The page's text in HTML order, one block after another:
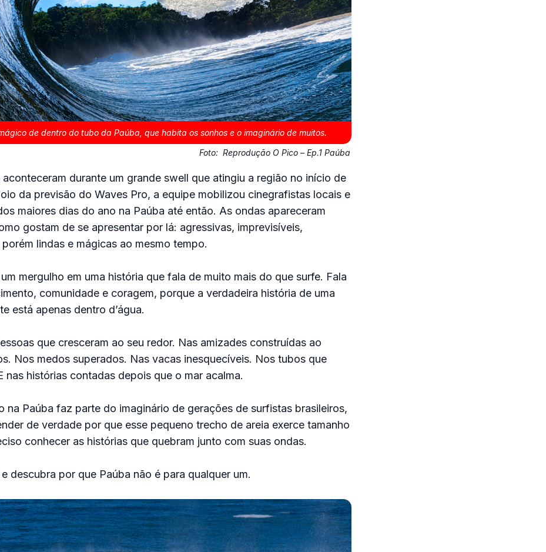
de dentro do tubo da Paúba, que habita os sonhos e o imaginário de muitos.
Foto: Reprodução O Pico – Ep.1 Paúba
durante um grande swell que atingiu a região no início de
da previsão do Waves Pro, a equipe mobilizou cinegrafistas locais e
maiores dias do ano na Paúba até então. As ondas apareceram
gostam de se apresentar por lá: agressivas, imprevisíveis,
lindas e mágicas ao mesmo tempo.
mergulho em uma história que fala de muito mais do que surfe. Fala
comunidade e coragem, porque a verdadeira história de uma
está apenas dentro d’água.
que cresceram ao seu redor. Nas amizades construídas ao
Nos medos superados. Nas vacas inesquecíveis. Nos tubos que
nas histórias contadas depois que o mar acalma.
na Paúba faz parte do imaginário de gerações de surfistas brasileiros,
de verdade por que esse pequeno trecho de areia exerce tamanho
conhecer as histórias que quebram junto com suas ondas.
descubra por que Paúba não é para qualquer um.